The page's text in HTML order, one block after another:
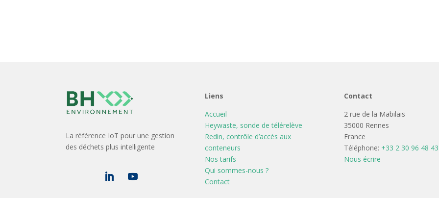
La référence IoT pour une gestion
des déchets plus intelligente
Liens
Accueil
Heywaste, sonde de télérelève
Redin, contrôle d’accès aux
conteneurs
Nos tarifs
Qui sommes-nous ?
Contact
Contact
2 rue de la Mabilais
35000 Rennes
France
Téléphone: +33 2 30 96 48 43
Nous écrire